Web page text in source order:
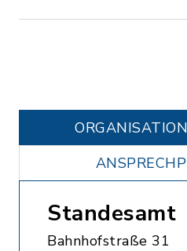
Standesamt
Bahnhofstraße 31